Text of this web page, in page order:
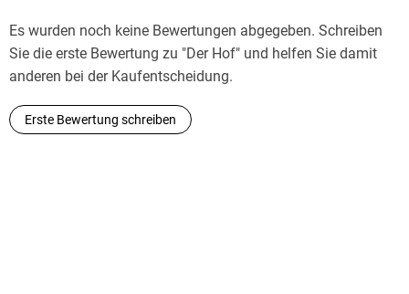
Nachrichten
Es wurden noch keine Bewertungen abgegeben. Schreiben
Sie die erste Bewertung zu "Der Hof" und helfen Sie damit
anderen bei der Kaufentscheidung.
Erste Bewertung schreiben